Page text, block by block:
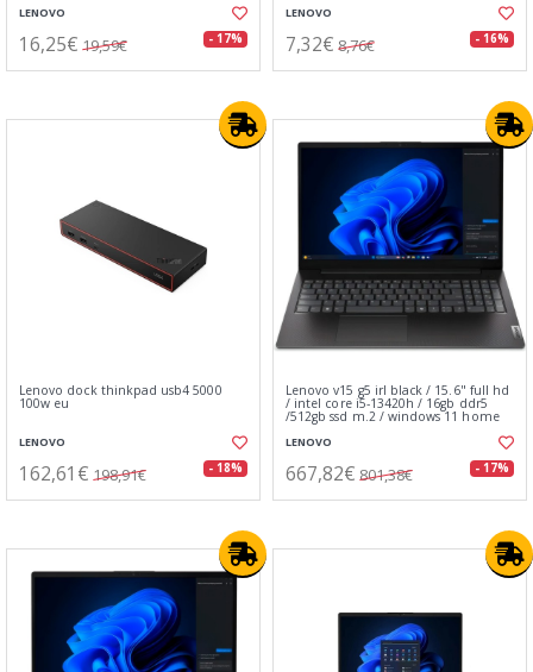
LENOVO
16,25€ 19,59€ - 17%
LENOVO
7,32€ 8,76€ - 16%
Lenovo dock thinkpad usb4 5000
100w eu
LENOVO
162,61€ 198,91€ - 18%
Lenovo v15 g5 irl black / 15.6" full hd
/ intel core i5-13420h / 16gb ddr5
/512gb ssd m.2 / windows 11 home
LENOVO
667,82€ 801,38€ - 17%